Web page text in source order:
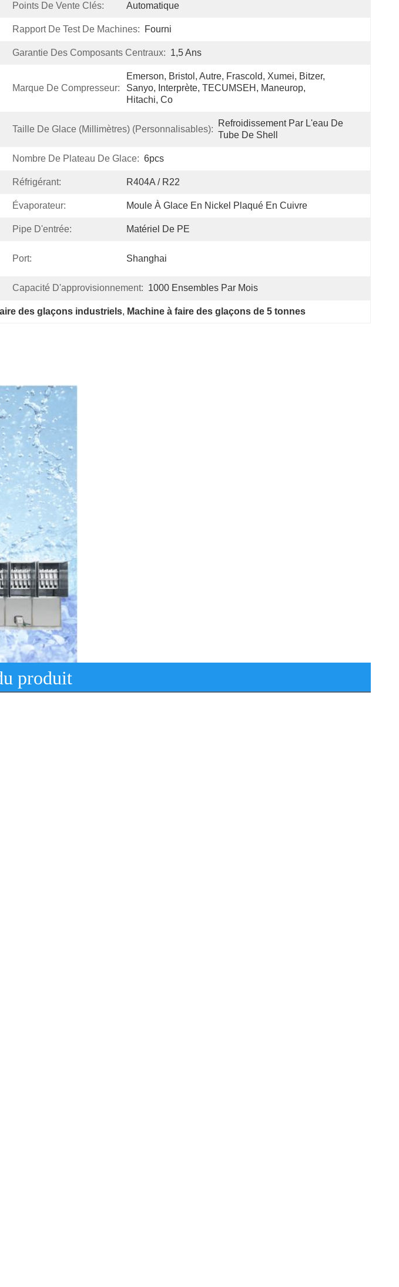
Points De Vente Clés: Automatique
Rapport De Test De Machines: Fourni
Garantie Des Composants Centraux: 1,5 Ans
Marque De Compresseur:
Emerson, Bristol, Autre, Frascold, Xumei, Bitzer,
Sanyo, Interprète, TECUMSEH, Maneurop,
Hitachi, Co
Taille De Glace (millimètres) (personnalisables):
Refroidissement Par L'eau De
Tube De Shell
Nombre De Plateau De Glace: 6pcs
Réfrigérant: R404A / R22
Évaporateur: Moule À Glace En Nickel Plaqué En Cuivre
Pipe D'entrée: Matériel De PE
Port: Shanghai
Capacité D'approvisionnement: 1000 Ensembles Par Mois
des glaçons industriels, Machine à faire des glaçons de 5 tonnes
produit